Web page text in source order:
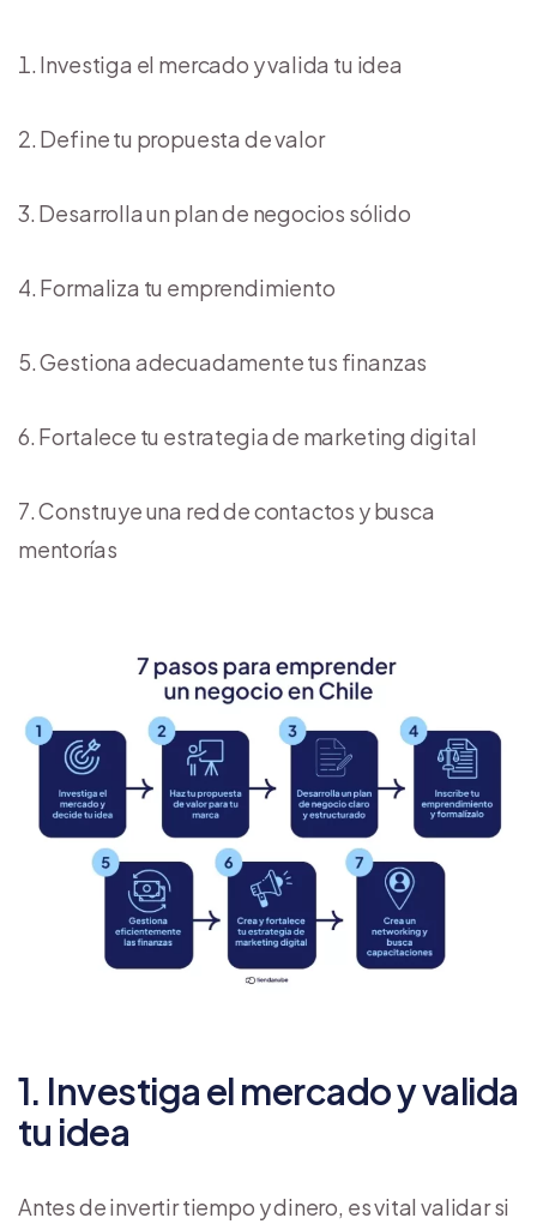
Investiga el mercado y valida tu idea
Define tu propuesta de valor
Desarrolla un plan de negocios sólido
Formaliza tu emprendimiento
Gestiona adecuadamente tus finanzas
Fortalece tu estrategia de marketing digital
Construye una red de contactos y busca
mentorías
1. Investiga el mercado y valida
tu idea
Antes de invertir tiempo y dinero, es vital validar si